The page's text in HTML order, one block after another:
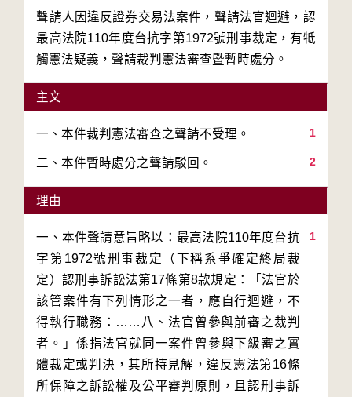
聲請人因違反證券交易法案件，聲請法官迴避，認
最高法院110年度台抗字第1972號刑事裁定，有牴
觸憲法疑義，聲請裁判憲法審查暨暫時處分。
主文
1
2
二、本件暫時處分之聲請駁回。
理由
1
一、本件聲請意旨略以：最高法院110年度台抗
字第1972號刑事裁定（下稱系爭確定終局裁
定）認刑事訴訟法第17條第8款規定：「法官於
該管案件有下列情形之一者，應自行迴避，不
得執行職務：……八、法官曾參與前審之裁判
者。」係指法官就同一案件曾參與下級審之實
體裁定或判決，其所持見解，違反憲法第16條
所保障之訴訟權及公平審判原則，且認刑事訴